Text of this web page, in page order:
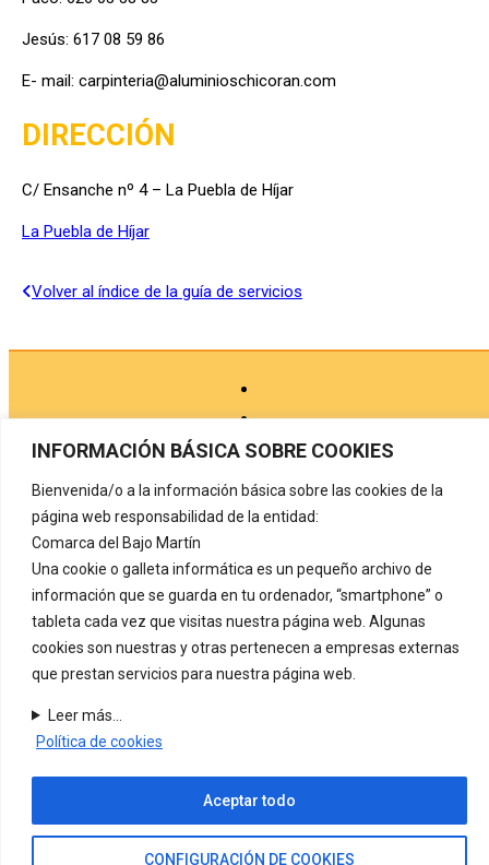
INFORMACIÓN BÁSICA SOBRE COOKIES
Bienvenida/o a la información básica sobre las cookies de la
página web responsabilidad de la entidad:
Comarca del Bajo Martín
Una cookie o galleta informática es un pequeño archivo de
información que se guarda en tu ordenador, “smartphone” o
tableta cada vez que visitas nuestra página web. Algunas
cookies son nuestras y otras pertenecen a empresas externas
que prestan servicios para nuestra página web.
Leer más...
Política de cookies
CONFIGURACIÓN DE COOKIES
Aceptar todo
Jesús: 617 08 59 86
E- mail: carpinteria@aluminioschicoran.com
DIRECCIÓN
C/ Ensanche nº 4 – La Puebla de Híjar
La Puebla de Híjar
Volver al índice de la guía de servicios
Aviso legal
Protección de datos
Política de cookies
Registro de actividades de tratamiento
COMARCA DEL BAJO MARTÍN